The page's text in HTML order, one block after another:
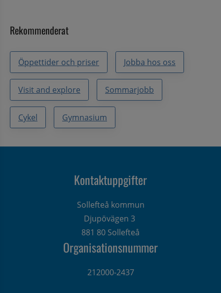
Rekommenderat
Öppettider och priser Jobba hos oss
Visit and explore Sommarjobb
Cykel Gymnasium
Kontaktuppgifter
Sollefteå kommun
Djupövägen 3
881 80 Sollefteå
Organisationsnummer
212000-2437